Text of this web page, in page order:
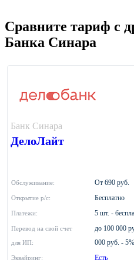
Сравните тариф с
Банка Синара
Банк Синара
ДелоЛайт
Обслуживание: От 690 руб.
Открытие р/с: Бесплатно
Платежи: 5 шт. -
Перевод на свой счет
для ИП:
до 100 000
000 руб. -
Эквайринг: Есть